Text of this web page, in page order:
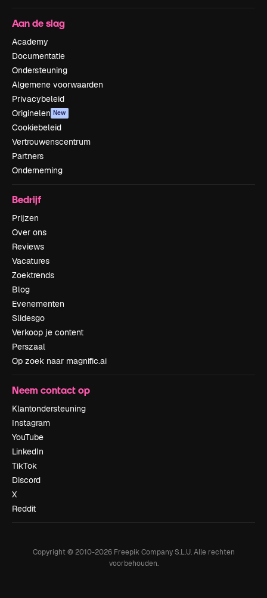
Aan de slag
Academy
Documentatie
Ondersteuning
Algemene voorwaarden
Privacybeleid
Originelen New
Cookiebeleid
Vertrouwenscentrum
Partners
Onderneming
Bedrijf
Prijzen
Over ons
Reviews
Vacatures
Zoektrends
Blog
Evenementen
Slidesgo
Verkoop je content
Perszaal
Op zoek naar magnific.ai
Neem contact op
Klantondersteuning
Instagram
YouTube
LinkedIn
TikTok
Discord
X
Reddit
Copyright © 2010-2026Freepik Company S.L.U. Alle rechten
voorbehouden.